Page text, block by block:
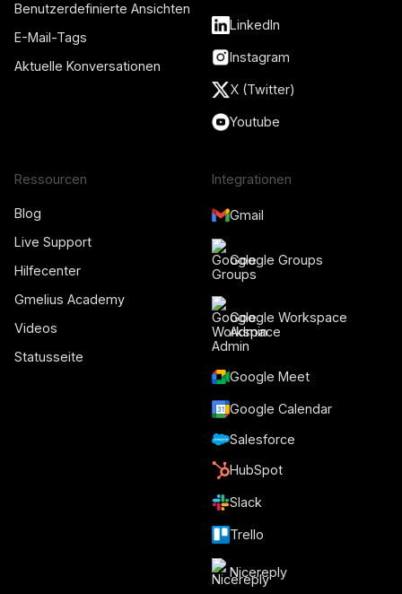
Benutzerdefinierte Ansichten
E-Mail-Tags
Aktuelle Konversationen
LinkedIn
Instagram
X (Twitter)
Youtube
Ressourcen
Blog
Live Support
Hilfecenter
Gmelius Academy
Videos
Statusseite
Integrationen
Gmail
Google Groups
Google Workspace
Admin
Google Meet
Google Calendar
Salesforce
HubSpot
Slack
Trello
Nicereply